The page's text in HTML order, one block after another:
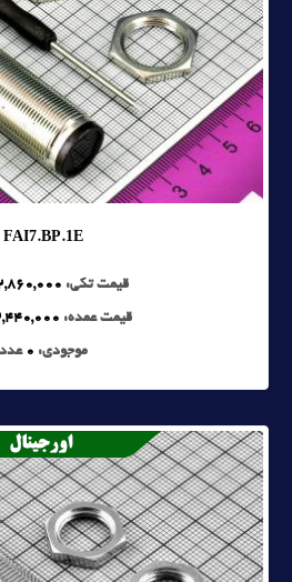
FAI7.BP.1E
قیمت تکی:
قیمت عمده:
موجودی: 0 عدد